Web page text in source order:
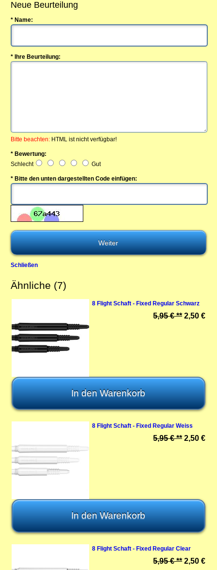
Neue Beurteilung
* Name:
* Ihre Beurteilung:
Bitte beachten: HTML ist nicht verfügbar!
* Bewertung:
Schlecht
Gut
* Bitte den unten dargestellten Code einfügen:
Schließen
Ähnliche (7)
8 Flight Schaft - Fixed Regular Schwarz
5,95 € ** 2,50 €
8 Flight Schaft - Fixed Regular Weiss
5,95 € ** 2,50 €
8 Flight Schaft - Fixed Regular Clear
5,95 € ** 2,50 €